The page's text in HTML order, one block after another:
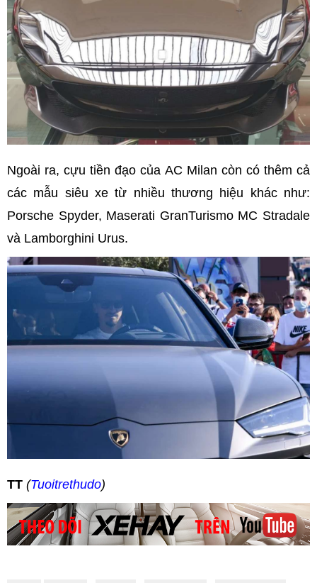
Ngoài ra, cựu tiền đạo của AC Milan còn có thêm cả
các mẫu siêu xe từ nhiều thương hiệu khác như:
Porsche Spyder, Maserati GranTurismo MC Stradale
và Lamborghini Urus.
TT (Tuoitrethudo)